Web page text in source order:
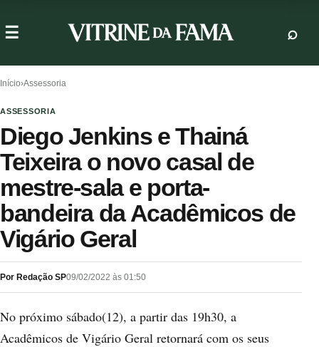
Início›Assessoria
ASSESSORIA
Diego Jenkins e Thainá
Teixeira o novo casal de
mestre-sala e porta-
bandeira da Acadêmicos de
Vigário Geral
Por Redação SP09/02/2022 às 01:50
No próximo sábado(12), a partir das 19h30, a
Acadêmicos de Vigário Geral retornará com os seus